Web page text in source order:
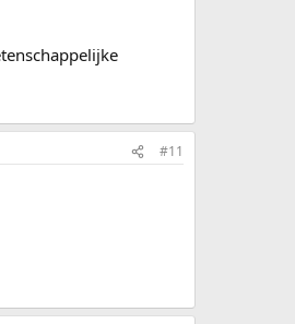
#11